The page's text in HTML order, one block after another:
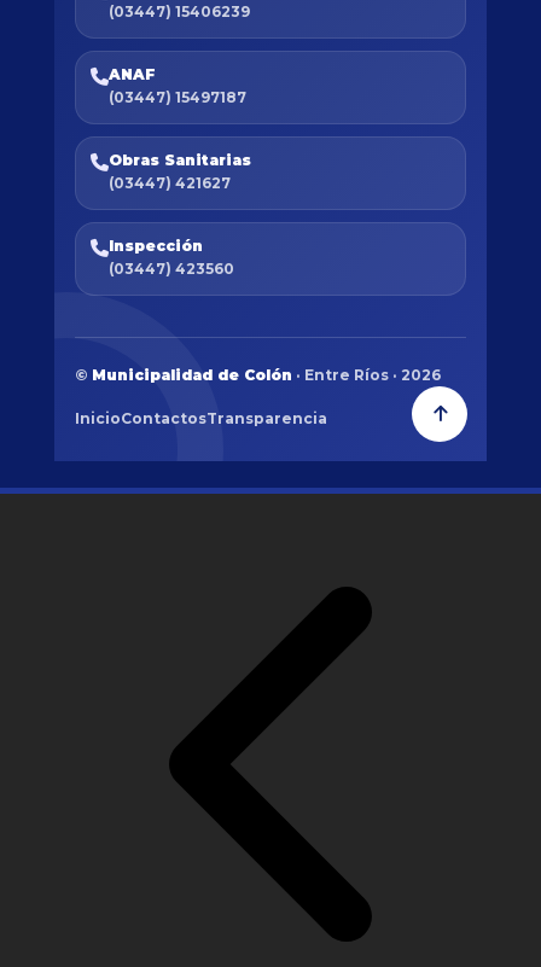
(03447) 15406239
ANAF
(03447) 15497187
Obras Sanitarias
(03447) 421627
Inspección
(03447) 423560
© Municipalidad de Colón · Entre Ríos · 2026
InicioContactosTransparencia